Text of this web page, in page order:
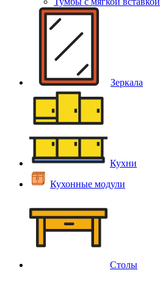
Зеркала
Кухни
Кухонные модули
Столы